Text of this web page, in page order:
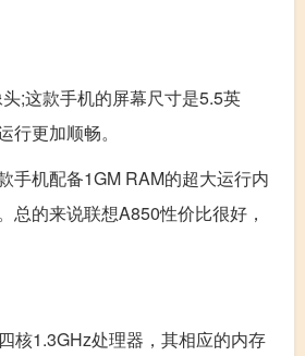
;这款手机的屏幕尺寸是5.5英
更加顺畅。
机配备1GM RAM的超大运行内
的来说联想A850性价比很好，
1.3GHz处理器，其相应的内存